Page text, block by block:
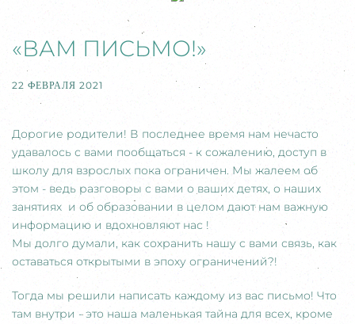
«ВАМ ПИСЬМО!»
22 ФЕВРАЛЯ 2021
Дорогие родители! В последнее время нам нечасто
удавалось с вами пообщаться - к сожалению, доступ в
школу для взрослых пока ограничен. Мы жалеем об
этом - ведь разговоры с вами о ваших детях, о наших
занятиях и об образовании в целом дают нам важную
информацию и вдохновляют нас !
Мы долго думали, как сохранить нашу с вами связь, как
оставаться открытыми в эпоху ограничений?!
Тогда мы решили написать каждому из вас письмо! Что
там внутри - это наша маленькая тайна для всех, кроме